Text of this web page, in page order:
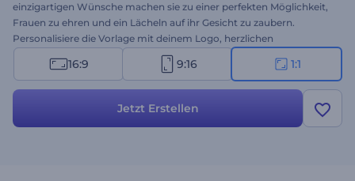
einzigartigen Wünsche machen sie zu einer perfekten Möglichkeit,
Frauen zu ehren und ein Lächeln auf ihr Gesicht zu zaubern.
Personalisiere die Vorlage mit deinem Logo, herzlichen
Nachrichten und fröhlicher Hintergrundmusik, um Liebe und
Wertschätzung mit allen Frauen in deinem Leben zu teilen. Ob für
macht deine Grüße unvergesslich und besonders. Jetzt erstellen!
16:9 9:16 1:1
Jetzt Erstellen